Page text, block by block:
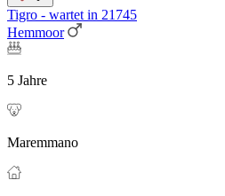
Tigro - wartet in 21745
Hemmoor
5 Jahre
Maremmano